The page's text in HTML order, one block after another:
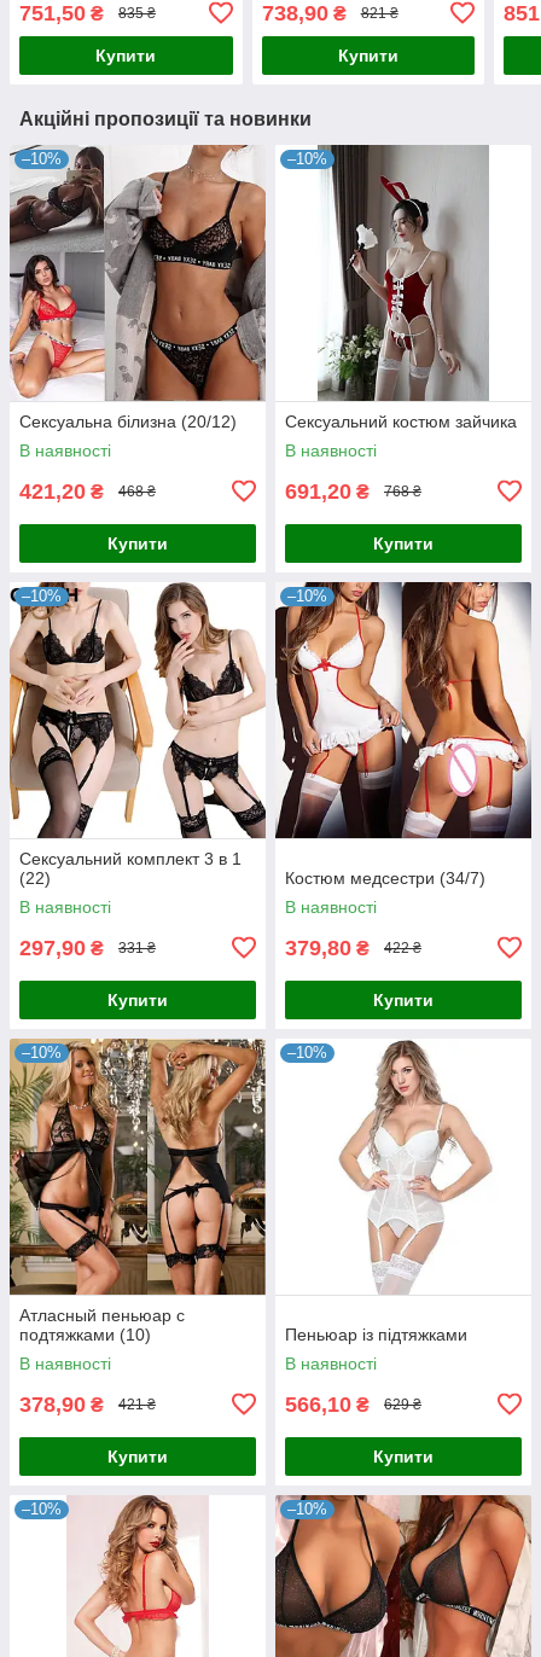
751,50 ₴ 835 ₴
Купити
738,90₴ 821 ₴
Купити
Акційні пропозиції та новинки
–10%
Сексуальна білизна (20/12)
В наявності
421,20 ₴ 468 ₴
Купити
–10%
Сексуальний костюм зайчика
В наявності
691,20 ₴ 768 ₴
Купити
–10%
Сексуальний комплект 3 в 1
(22)
В наявності
297,90 ₴ 331 ₴
Купити
–10%
Костюм медсестри (34/7)
В наявності
379,80 ₴ 422 ₴
Купити
–10%
Атласный пеньюар с
подтяжками (10)
В наявності
378,90 ₴ 421 ₴
Купити
–10%
Пеньюар із підтяжками
В наявності
566,10 ₴ 629 ₴
Купити
–10% –10%